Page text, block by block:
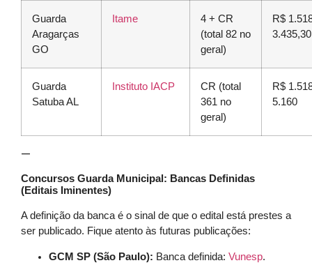
Guarda
Aragarças
GO
Itame
4 + CR
(total 82 no
geral)
R$
3.435,30
Guarda
Satuba AL
Instituto IACP
CR (total
361 no
geral)
R$
5.160
—
Concursos Guarda Municipal: Bancas Definidas
(Editais Iminentes)
A definição da banca é o sinal de que o edital está prestes a
ser publicado. Fique atento às futuras publicações:
GCM SP (São Paulo): Banca definida: Vunesp.